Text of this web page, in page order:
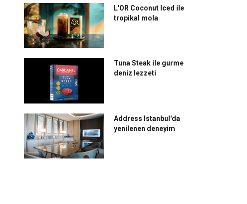
L'OR Coconut Iced ile
tropikal mola
Tuna Steak ile gurme
deniz lezzeti
Address Istanbul'da
yenilenen deneyim